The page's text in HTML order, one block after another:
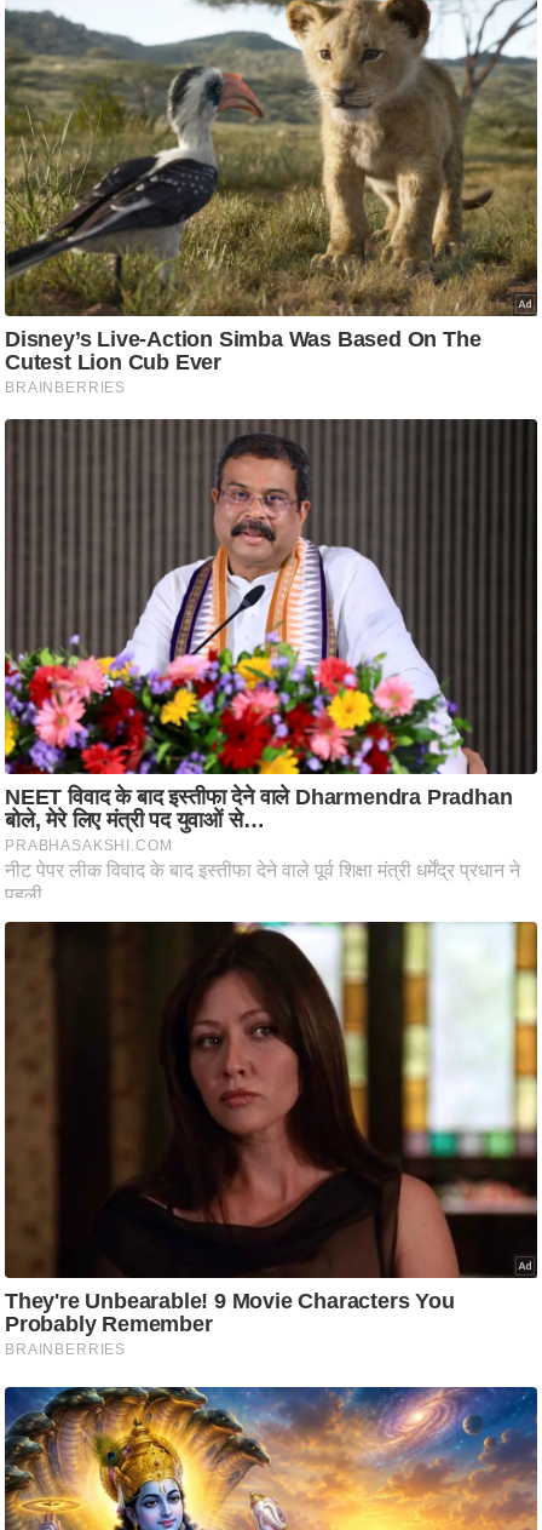
म
सा
म
यि
क
मा
तृ
भू
मि
स्तं
भ
ए
चा
य
प
र
स
मी
क्षा
ध
र्म
प्र
भु
/
र्म
स्थ
ल
व्र
त
त्यो
हा
र